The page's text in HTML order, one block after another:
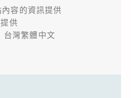
容的資訊提供
供
灣繁體中文